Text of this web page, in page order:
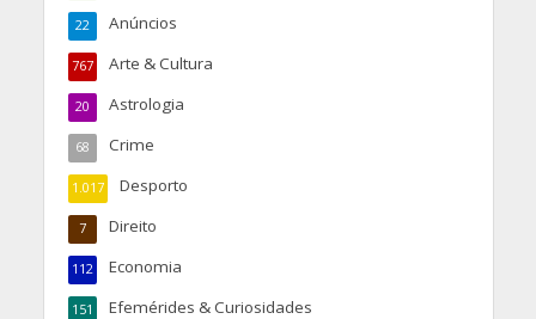
Anúncios
22
Arte & Cultura
767
Astrologia
20
Crime
68
Desporto
1.017
Direito
7
Economia
112
Efemérides & Curiosidades
151